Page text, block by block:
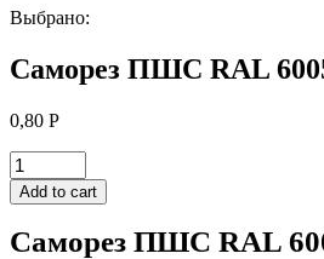
Выбрано:
Саморез ПШС RAL
0,80 Р
Саморез
ПШС
RAL
4,2х16
Add to cart
Саморез ПШС RAL